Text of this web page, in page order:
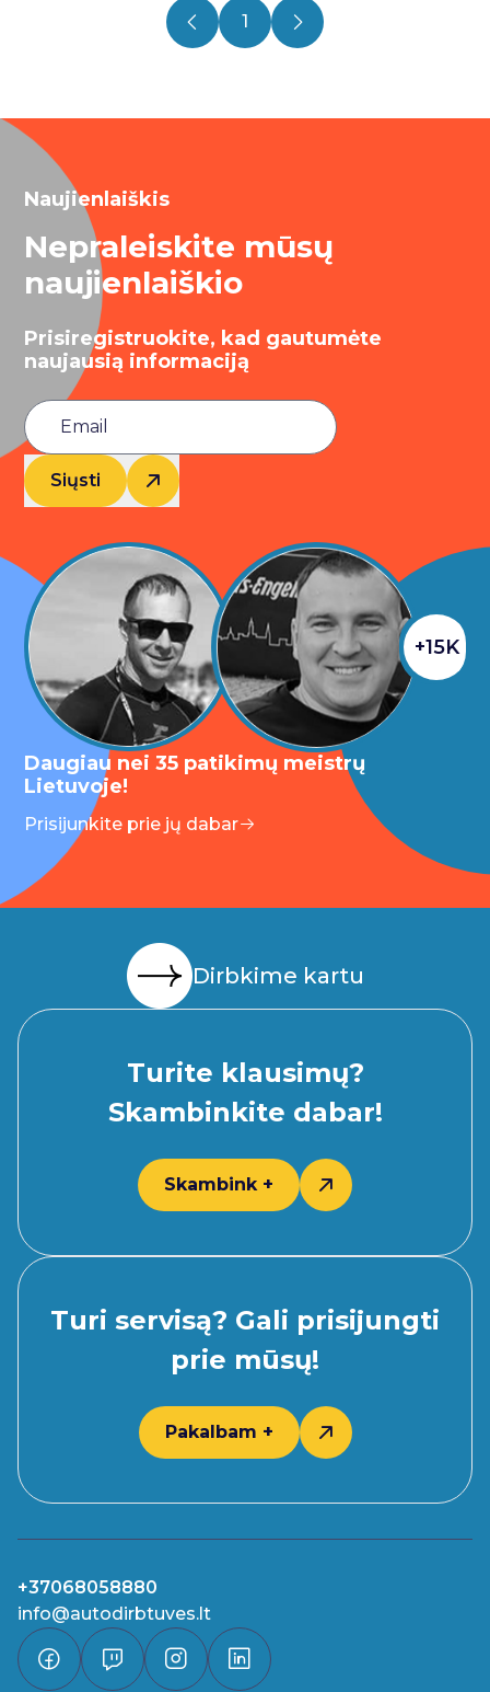
1
Naujienlaiškis
Nepraleiskite mūsų
naujienlaiškio
Prisiregistruokite, kad gautumėte
naujausią informaciją
Siųsti
+15K
Daugiau nei 35 patikimų meistrų
Lietuvoje!
Prisijunkite prie jų dabar
Dirbkime kartu
Turite klausimų?
Skambinkite dabar!
Skambink +
Turi servisą? Gali prisijungti
prie mūsų!
Pakalbam +
+37068058880
info@autodirbtuves.lt